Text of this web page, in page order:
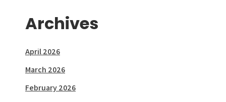
Archives
April 2026
March 2026
February 2026